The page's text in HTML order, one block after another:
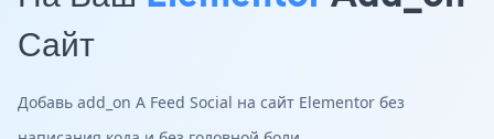
Сайт
Добавь add_on A Feed Social на сайт Elementor без